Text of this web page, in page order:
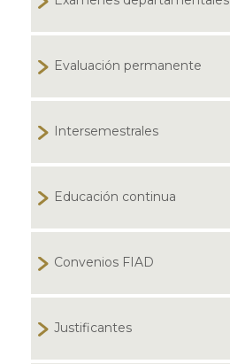
Evaluación permanente
Intersemestrales
Educación continua
Convenios FIAD
Justificantes